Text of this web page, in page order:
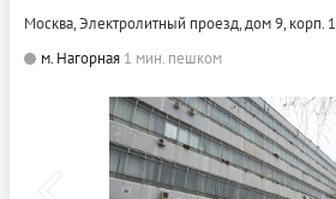
Москва, Электролитный проезд, дом 9, корп. 1
м. Нагорная 1 мин. пешком